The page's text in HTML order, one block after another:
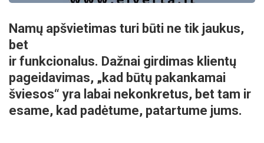
Namų apšvietimas turi būti ne tik jaukus,
bet
ir funkcionalus. Dažnai girdimas klientų
pageidavimas, „kad būtų pakankamai
šviesos“ yra labai nekonkretus, bet tam ir
esame, kad padėtume, patartume jums.